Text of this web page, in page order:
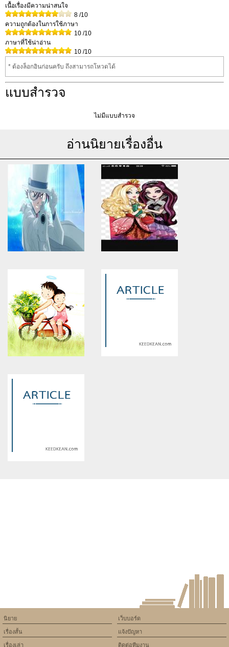
เนื้อเรื่องมีความน่าสนใจ
8 /10
ความถูกต้องในการใช้ภาษา
10 /10
ภาษาที่ใช้น่าอ่าน
10 /10
* ต้องล็อกอินก่อนครับ ถึงสามารถโหวดได้
แบบสำรวจ
ไม่มีแบบสำรวจ
อ่านนิยายเรื่องอื่น
constant article_topic -
assumed 'article_topic' (this
will throw an Error in a future
version of PHP) in
/home/keedkean/domains/keedkean.com/public_html/include/article/
on line534
มายากลสีขาว
assumed 'article_topic' (this
will throw an Error in a future
assumed 'article_topic' (this
will throw an Error in a future
เว็บบอร์ด
แจ้งปัญหา
ติดต่อทีมงาน
นิยาย
เรื่องสั้น
เรื่องเล่า